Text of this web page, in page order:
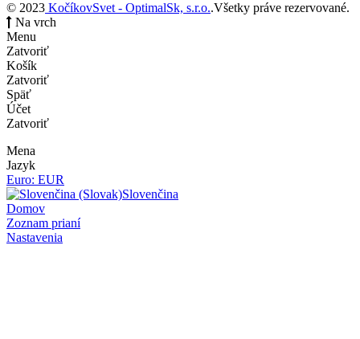
© 2023 KočíkovSvet - OptimalSk, s.r.o..Všetky práve rezervované.
Na vrch
Menu
Zatvoriť
Košík
Zatvoriť
Späť
Účet
Zatvoriť
Mena
Jazyk
Euro: EUR
Slovenčina
Domov
Zoznam prianí
Nastavenia